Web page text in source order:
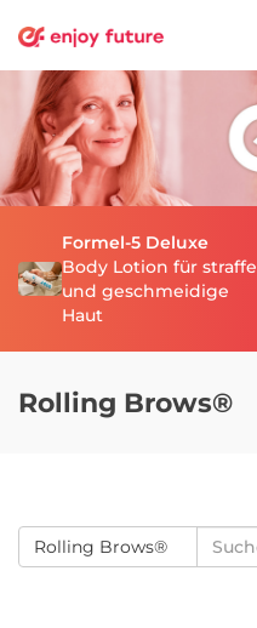
Formel-5 Deluxe
Body Lotion für straffe
und geschmeidige
Haut
Rolling Brows®
Rolling Brows®